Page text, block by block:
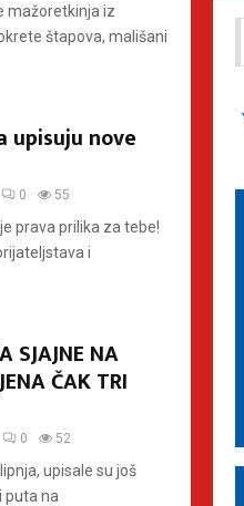
mažoretkinja iz
štapova, mališani
upisuju nove
0 55
prava prilika za tebe!
i
SJAJNE NA
ČAK TRI
0 52
upisale su još
puta na